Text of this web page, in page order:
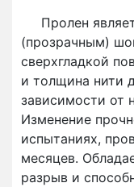
Пролен
(прозрачным)
сверхгладкой
и толщина нити
зависимости от
Изменение
испытаниях,
месяцев.
разрыв и